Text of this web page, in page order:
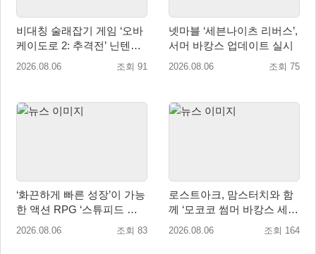
비대칭 술래잡기 게임 ‘오바
케이도로 2: 추격전’ 닌텐도
eShop 출시
2026.08.06 조회 91
넷마블 ‘세븐나이츠 리버스’,
서머 바캉스 업데이트 실시
2026.08.06 조회 75
‘화끈하게 빠른 성장’이 가능
한 액션 RPG ‘스튜피드 네
버 다이즈’ 패키지판 예약판
2026.08.06 조회 83
로스트아크, 맘스터치와 함
께 ‘모코코 썸머 바캉스 세
트’ 출시
2026.08.06 조회 164